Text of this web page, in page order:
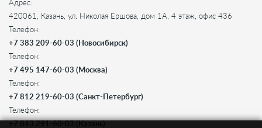
Адрес:
420061, Казань, ул. Николая Ершова, дом 1А, 4 этаж, офис 436
Телефон:
+7 383 209-60-03 (Новосибирск)
Телефон:
+7 495 147-60-03 (Москва)
Телефон:
+7 812 219-60-03 (Санкт-Петербург)
Телефон:
+7 843 291-60-03 (Казань)